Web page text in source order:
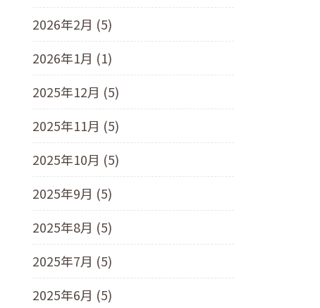
2026年2月 (5)
2026年1月 (1)
2025年12月 (5)
2025年11月 (5)
2025年10月 (5)
2025年9月 (5)
2025年8月 (5)
2025年7月 (5)
2025年6月 (5)